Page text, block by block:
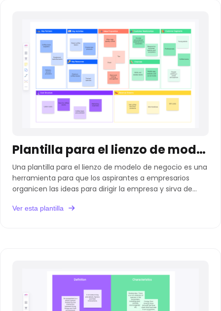
Plantilla para el lienzo de modelo de negocio
Una plantilla para el lienzo de modelo de negocio es una
herramienta para que los aspirantes a empresarios
organicen las ideas para dirigir la empresa y sirva de
Ver esta plantilla